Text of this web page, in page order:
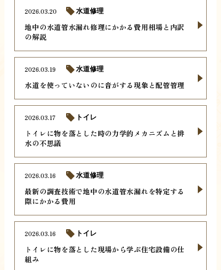
地中の水道管水漏れ修理にかかる費用相場と内訳
の解説
2026.03.20 水道修理
水道を使っていないのに音がする現象と配管管理
2026.03.19 水道修理
トイレに物を落とした時の力学的メカニズムと排
水の不思議
2026.03.17 トイレ
最新の調査技術で地中の水道管水漏れを特定する
際にかかる費用
2026.03.16 水道修理
トイレに物を落とした現場から学ぶ住宅設備の仕
組み
2026.03.16 トイレ